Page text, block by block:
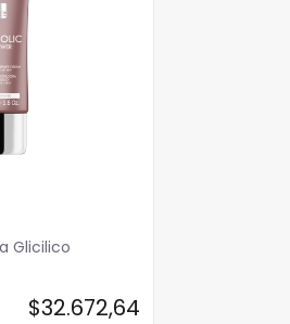
Glicilico
$32.672,64